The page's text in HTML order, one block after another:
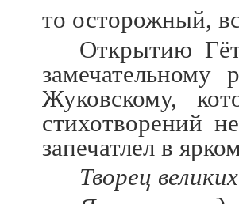
то осторожный,
Открытию
Жуковскому,
стихотворений
запечатлел в
Творец